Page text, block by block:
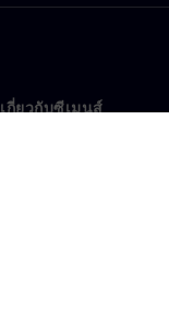
เกี่ยวกับซีเมนส์